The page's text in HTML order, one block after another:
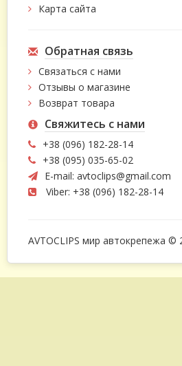
Карта сайта
Обратная связь
Связаться с нами
Отзывы о магазине
Возврат товара
Свяжитесь с нами
+38 (096) 182-28-14
+38 (095) 035-65-02
E-mail: avtoclips@gmail.com
Viber: +38 (096) 182-28-14
AVTOCLIPS мир автокрепежа ©